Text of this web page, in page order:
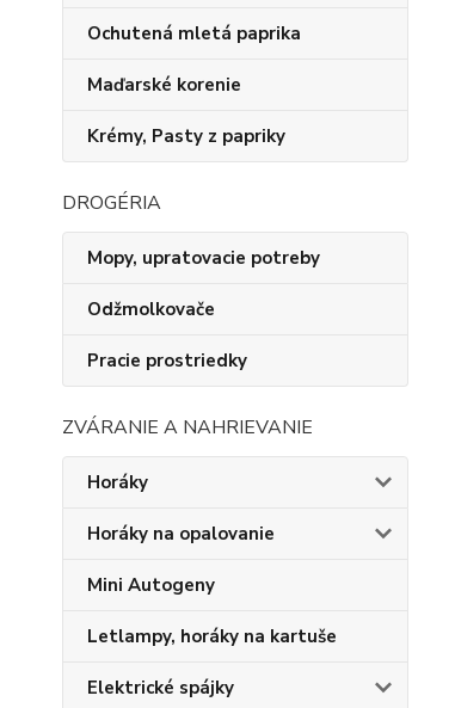
Ochutená mletá paprika
Maďarské korenie
Krémy, Pasty z papriky
DROGÉRIA
Mopy, upratovacie potreby
Odžmolkovače
Pracie prostriedky
ZVÁRANIE A NAHRIEVANIE
Horáky
Horáky na opalovanie
Mini Autogeny
Letlampy, horáky na kartuše
Elektrické spájky